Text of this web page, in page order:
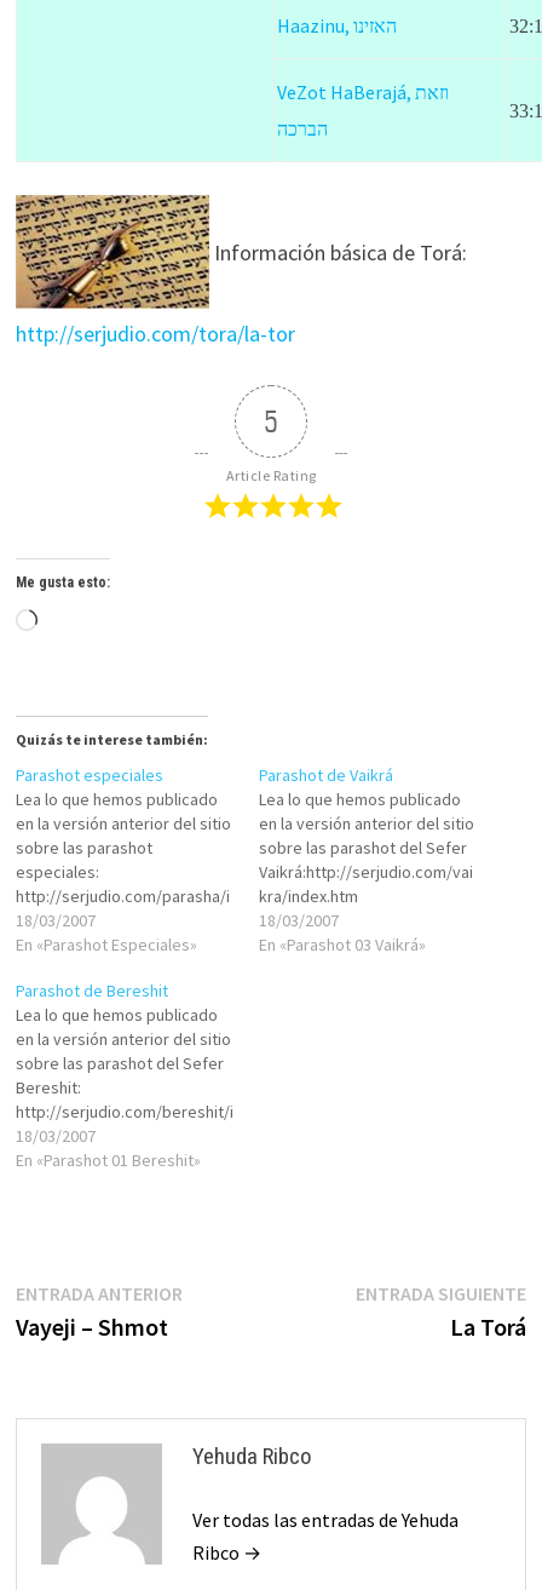
Haazinu, האזינו
VeZot HaBerajá, וזאת
הברכה
Información básica de Torá:
http://serjudio.com/tora/la-tor
5
Article Rating
Me gusta esto:
Cargando...
Quizás te interese también:
Parashot especiales
Lea lo que hemos publicado
en la versión anterior del sitio
sobre las parashot
especiales:
http://serjudio.com/parasha/i
ndex.htm
18/03/2007
En «Parashot Especiales»
Parashot de Vaikrá
Lea lo que hemos publicado
en la versión anterior del sitio
sobre las parashot del Sefer
Vaikrá:http://serjudio.com/vai
kra/index.htm
18/03/2007
En «Parashot 03 Vaikrá»
Parashot de Bereshit
Lea lo que hemos publicado
en la versión anterior del sitio
sobre las parashot del Sefer
Bereshit:
http://serjudio.com/bereshit/i
ndex.htm
18/03/2007
En «Parashot 01 Bereshit»
Navegación
de
ENTRADA ANTERIOREntrada
Vayeji – Shmot
ENTRADA SIGUIENTE
La Torá
Yehuda Ribco
Ver todas las entradas de Yehuda
Ribco →